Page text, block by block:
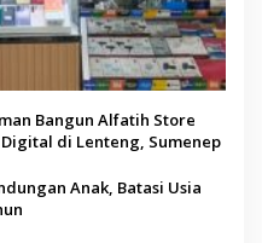
Bangun Alfatih Store
di Lenteng, Sumenep
Anak, Batasi Usia